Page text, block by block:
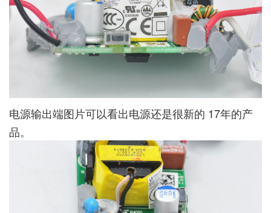
电源输出端图片可以看出电源还是很新的 17年的产
品。